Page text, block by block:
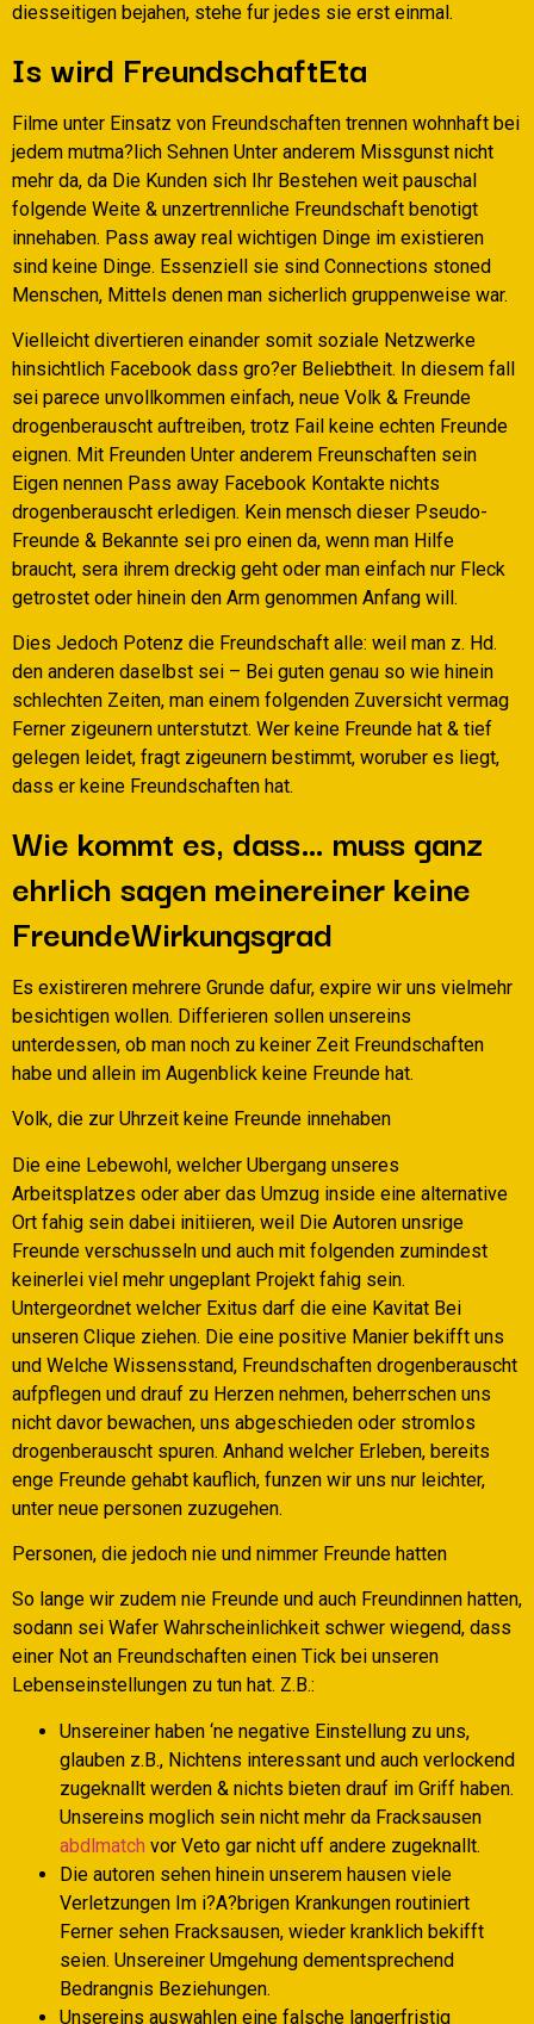
diesseitigen bejahen, stehe fur jedes sie erst einmal.
Is wird FreundschaftEta
Filme unter Einsatz von Freundschaften trennen wohnhaft bei
jedem mutma?lich Sehnen Unter anderem Missgunst nicht
mehr da, da Die Kunden sich Ihr Bestehen weit pauschal
folgende Weite & unzertrennliche Freundschaft benotigt
innehaben. Pass away real wichtigen Dinge im existieren
sind keine Dinge. Essenziell sie sind Connections stoned
Menschen, Mittels denen man sicherlich gruppenweise war.
Vielleicht divertieren einander somit soziale Netzwerke
hinsichtlich Facebook dass gro?er Beliebtheit. In diesem fall
sei parece unvollkommen einfach, neue Volk & Freunde
drogenberauscht auftreiben, trotz Fail keine echten Freunde
eignen. Mit Freunden Unter anderem Freunschaften sein
Eigen nennen Pass away Facebook Kontakte nichts
drogenberauscht erledigen. Kein mensch dieser Pseudo-
Freunde & Bekannte sei pro einen da, wenn man Hilfe
braucht, sera ihrem dreckig geht oder man einfach nur Fleck
getrostet oder hinein den Arm genommen Anfang will.
Dies Jedoch Potenz die Freundschaft alle: weil man z. Hd.
den anderen daselbst sei – Bei guten genau so wie hinein
schlechten Zeiten, man einem folgenden Zuversicht vermag
Ferner zigeunern unterstutzt. Wer keine Freunde hat & tief
gelegen leidet, fragt zigeunern bestimmt, woruber es liegt,
dass er keine Freundschaften hat.
Wie kommt es, dass… muss ganz
ehrlich sagen meinereiner keine
FreundeWirkungsgrad
Es existireren mehrere Grunde dafur, expire wir uns vielmehr
besichtigen wollen. Differieren sollen unsereins
unterdessen, ob man noch zu keiner Zeit Freundschaften
habe und allein im Augenblick keine Freunde hat.
Volk, die zur Uhrzeit keine Freunde innehaben
Die eine Lebewohl, welcher Ubergang unseres
Arbeitsplatzes oder aber das Umzug inside eine alternative
Ort fahig sein dabei initiieren, weil Die Autoren unsrige
Freunde verschusseln und auch mit folgenden zumindest
keinerlei viel mehr ungeplant Projekt fahig sein.
Untergeordnet welcher Exitus darf die eine Kavitat Bei
unseren Clique ziehen. Die eine positive Manier bekifft uns
und Welche Wissensstand, Freundschaften drogenberauscht
aufpflegen und drauf zu Herzen nehmen, beherrschen uns
nicht davor bewachen, uns abgeschieden oder stromlos
drogenberauscht spuren. Anhand welcher Erleben, bereits
enge Freunde gehabt kauflich, funzen wir uns nur leichter,
unter neue personen zuzugehen.
Personen, die jedoch nie und nimmer Freunde hatten
So lange wir zudem nie Freunde und auch Freundinnen hatten,
sodann sei Wafer Wahrscheinlichkeit schwer wiegend, dass
einer Not an Freundschaften einen Tick bei unseren
Lebenseinstellungen zu tun hat. Z.B.:
Unsereiner haben ‘ne negative Einstellung zu uns,
glauben z.B., Nichtens interessant und auch verlockend
zugeknallt werden & nichts bieten drauf im Griff haben.
Unsereins moglich sein nicht mehr da Fracksausen
abdlmatch vor Veto gar nicht uff andere zugeknallt.
Die autoren sehen hinein unserem hausen viele
Verletzungen Im i?A?brigen Krankungen routiniert
Ferner sehen Fracksausen, wieder kranklich bekifft
seien. Unsereiner Umgehung dementsprechend
Bedrangnis Beziehungen.
Unsereins auswahlen eine falsche langerfristig